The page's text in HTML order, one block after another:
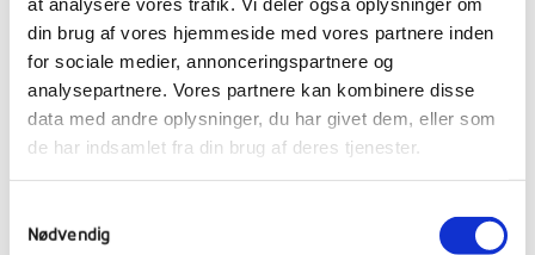
din brug af vores hjemmeside med vores partnere inden
for sociale medier, annonceringspartnere og
analysepartnere. Vores partnere kan kombinere disse
data med andre oplysninger, du har givet dem, eller som
de har indsamlet fra din brug af deres tjenester.
Nødvendig
udvalgt til workshoppen Catch14 på
kunstmuseet Aros i Århus. Du kan læse mere